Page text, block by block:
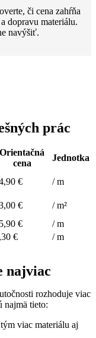
či cena zahŕňa
dopravu materiálu.
navýšiť.
prác
Orientačná
cena
Jednotka
€
/ m
€
/ m²
€
/ m
€ / m
najviac
rozhoduje viac
najmä tieto:
viac materiálu aj